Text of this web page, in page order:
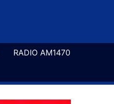
RADIO AM1470